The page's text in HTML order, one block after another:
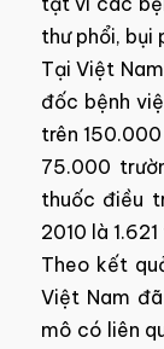
thư phổi, bụi
Tại Việt
đốc bệnh
trên
75.000
thuốc điều
2010 là
Theo kết
Việt Nam
mô có liên